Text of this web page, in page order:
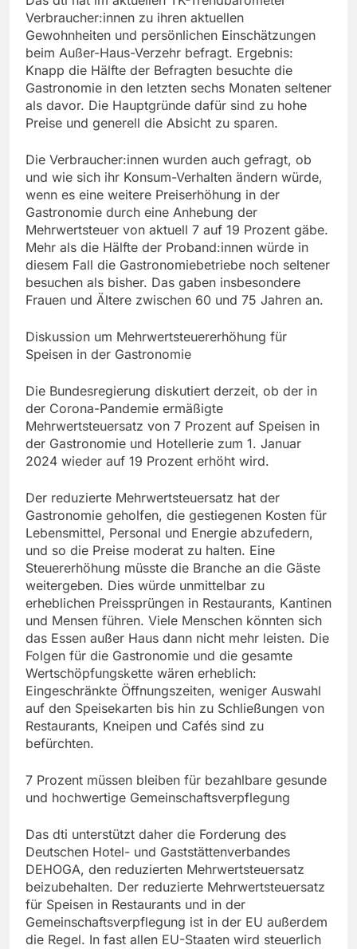
Verbraucher:innen zu ihren aktuellen
Gewohnheiten und persönlichen Einschätzungen
beim Außer-Haus-Verzehr befragt. Ergebnis:
Knapp die Hälfte der Befragten besuchte die
Gastronomie in den letzten sechs Monaten seltener
als davor. Die Hauptgründe dafür sind zu hohe
Preise und generell die Absicht zu sparen.
Die Verbraucher:innen wurden auch gefragt, ob
und wie sich ihr Konsum-Verhalten ändern würde,
wenn es eine weitere Preiserhöhung in der
Gastronomie durch eine Anhebung der
Mehrwertsteuer von aktuell 7 auf 19 Prozent gäbe.
Mehr als die Hälfte der Proband:innen würde in
diesem Fall die Gastronomiebetriebe noch seltener
besuchen als bisher. Das gaben insbesondere
Frauen und Ältere zwischen 60 und 75 Jahren an.
Diskussion um Mehrwertsteuererhöhung für
Speisen in der Gastronomie
Die Bundesregierung diskutiert derzeit, ob der in
der Corona-Pandemie ermäßigte
Mehrwertsteuersatz von 7 Prozent auf Speisen in
der Gastronomie und Hotellerie zum 1. Januar
2024 wieder auf 19 Prozent erhöht wird.
Der reduzierte Mehrwertsteuersatz hat der
Gastronomie geholfen, die gestiegenen Kosten für
Lebensmittel, Personal und Energie abzufedern,
und so die Preise moderat zu halten. Eine
Steuererhöhung müsste die Branche an die Gäste
weitergeben. Dies würde unmittelbar zu
erheblichen Preissprüngen in Restaurants, Kantinen
und Mensen führen. Viele Menschen könnten sich
das Essen außer Haus dann nicht mehr leisten. Die
Folgen für die Gastronomie und die gesamte
Wertschöpfungskette wären erheblich:
Eingeschränkte Öffnungszeiten, weniger Auswahl
auf den Speisekarten bis hin zu Schließungen von
Restaurants, Kneipen und Cafés sind zu
befürchten.
7 Prozent müssen bleiben für bezahlbare gesunde
und hochwertige Gemeinschaftsverpflegung
Das dti unterstützt daher die Forderung des
Deutschen Hotel- und Gaststättenverbandes
DEHOGA, den reduzierten Mehrwertsteuersatz
beizubehalten. Der reduzierte Mehrwertsteuersatz
für Speisen in Restaurants und in der
Gemeinschaftsverpflegung ist in der EU außerdem
die Regel. In fast allen EU-Staaten wird steuerlich